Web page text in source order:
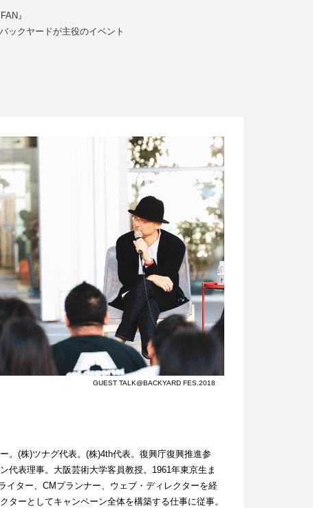
』
ックヤードが主役のイベント
GUEST TALK@BACKYARD FES.2018
。(株)ツナグ代表。(株)4th代表。復興庁復興推進参
代表理事。大阪芸術大学客員教授。1961年東京生ま
イター、CMプランナー、ウェブ・ディレクターを経
ターとしてキャンペーン全体を構築する仕事に従事。